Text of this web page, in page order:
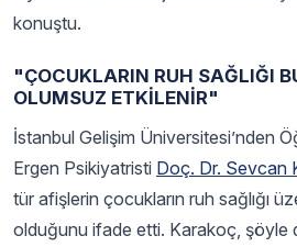
konuştu.
"ÇOCUKLARIN RUH SAĞLIĞI
OLUMSUZ ETKİLENİR"
İstanbul Gelişim Üniversitesi’nden
Ergen Psikiyatristi Doç. Dr. Sevcan
tür afişlerin çocukların ruh sağlığı
olduğunu ifade etti. Karakoç, şöyle